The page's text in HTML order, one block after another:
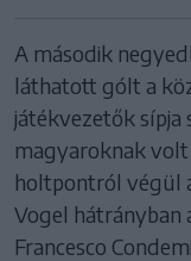
A második
láthatott gólt a
játékvezetők sípja
magyaroknak
holtpontról végül
Vogel hátrányban
Francesco